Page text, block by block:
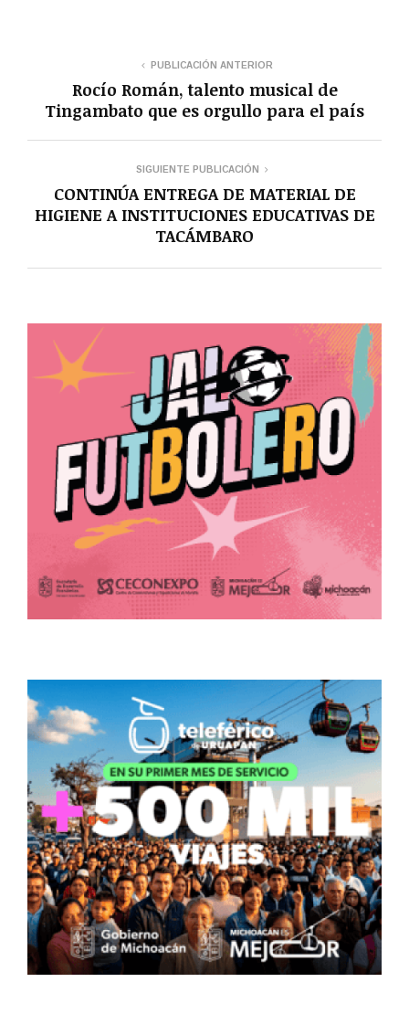
PUBLICACIÓN ANTERIOR
Rocío Román, talento musical de
Tingambato que es orgullo para el país
SIGUIENTE PUBLICACIÓN
CONTINÚA ENTREGA DE MATERIAL DE
HIGIENE A INSTITUCIONES EDUCATIVAS DE
TACÁMBARO